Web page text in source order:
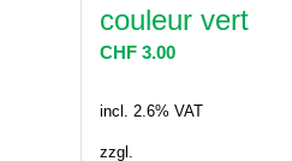
couleur vert
CHF 3.00
incl. 2.6% VAT
zzgl.